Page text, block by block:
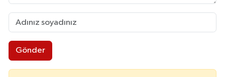
Gönder